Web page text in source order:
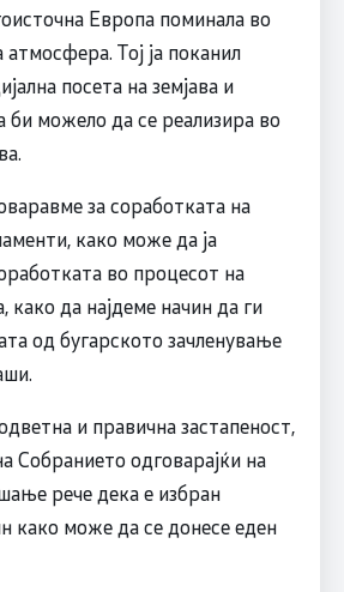
Европа поминала во
Тој ја поканил
посета на земјава и
би можело да се реализира во
за соработката на
како може да ја
во процесот на
како да најдеме начин да ги
од бугарското зачленување
и правична застапеност,
Собранието одговарајќи на
рече дека е избран
како може да се донесе еден